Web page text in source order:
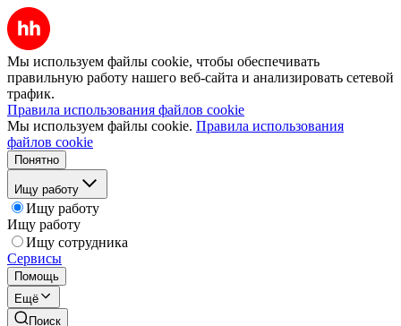
Мы используем файлы cookie, чтобы обеспечивать
правильную работу нашего веб-сайта и анализировать сетевой
трафик.
Правила использования файлов cookie
Мы используем файлы cookie. Правила использования
файлов cookie
Понятно
Ищу работу
Ищу работу
Ищу работу
Ищу сотрудника
Сервисы
Помощь
Ещё
Поиск